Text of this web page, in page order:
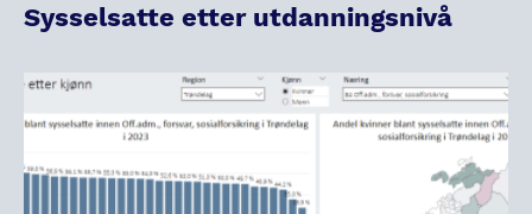
Sysselsatte etter utdanningsnivå